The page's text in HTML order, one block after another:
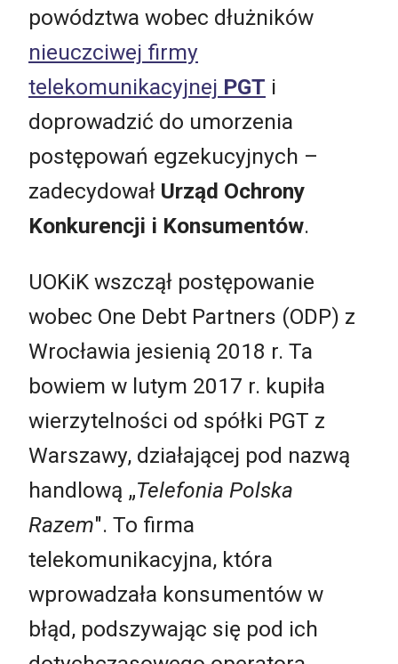
powództwa wobec dłużników
nieuczciwej firmy
telekomunikacyjnej PGT i
doprowadzić do umorzenia
postępowań egzekucyjnych –
zadecydował Urząd Ochrony
Konkurencji i Konsumentów.
UOKiK wszczął postępowanie
wobec One Debt Partners (ODP) z
Wrocławia jesienią 2018 r. Ta
bowiem w lutym 2017 r. kupiła
wierzytelności od spółki PGT z
Warszawy, działającej pod nazwą
handlową „Telefonia Polska
Razem". To firma
telekomunikacyjna, która
wprowadzała konsumentów w
błąd, podszywając się pod ich